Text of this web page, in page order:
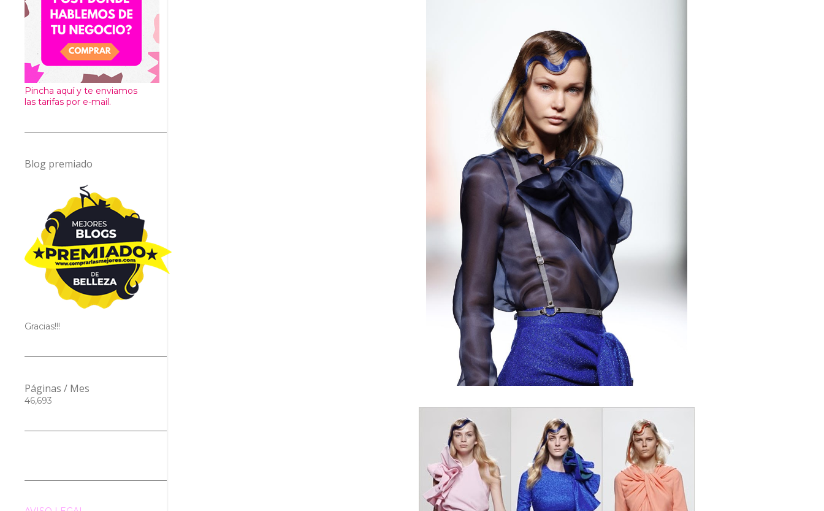
Pincha aquí y te enviamos
las tarifas por e-mail.
Blog premiado
Gracias!!!
Páginas / Mes
46,693